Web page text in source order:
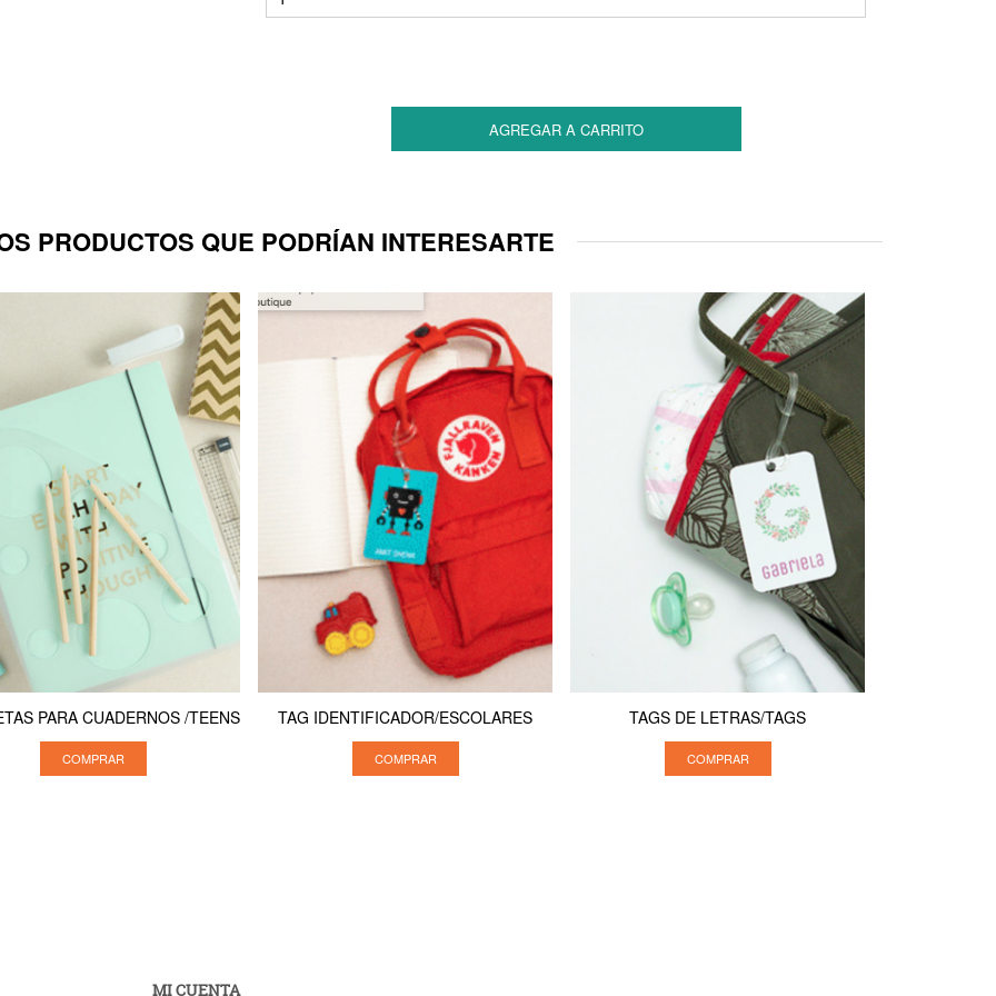
AGREGAR A CARRITO
PRODUCTOS QUE PODRÍAN INTERESARTE
PARA CUADERNOS /TEENS
COMPRAR
TAG IDENTIFICADOR/ESCOLARES
COMPRAR
TAGS DE LETRAS/TAGS
COMPRAR
MI CUENTA